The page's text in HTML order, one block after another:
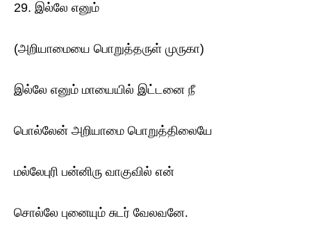
29. இல்லே எனும்
(அறியாமையை பொறுத்தருள் முருகா)
இல்லே எனும் மாயையில் இட்டனை நீ
பொல்லேன் அறியாமை பொறுத்திலையே
மல்லேபுரி பன்னிரு வாகுவில் என்
சொல்லே புனையும் சுடர் வேலவனே.